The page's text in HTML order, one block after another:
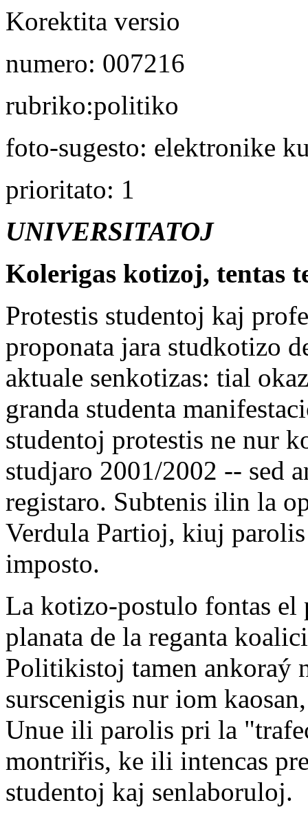
Korektita versio
numero: 007216
rubriko:politiko
foto-sugesto: elektronike
prioritato: 1
UNIVERSITATOJ
Kolerigas kotizoj, tentas
Protestis studentoj kaj
proponata jara studkotizo
aktuale senkotizas: tial
granda studenta
studentoj protestis ne nur
studjaro 2001/2002 -- sed
registaro. Subtenis ilin la
Verdula Partioj, kiuj
imposto.
La kotizo-postulo fontas
planata de la reganta
Politikistoj tamen ankoraý
surscenigis nur iom
Unue ili parolis pri la
montriřis, ke ili intencas
studentoj kaj senlaboruloj.